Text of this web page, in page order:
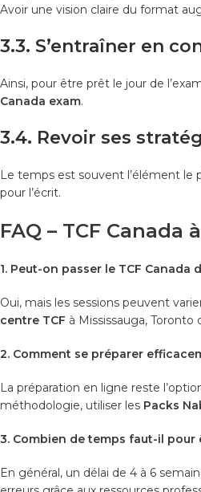
Avoir une vision claire du format
3.3. S’entraîner en
Ainsi, pour être prêt le jour de
Canada exam.
3.4. Revoir ses
Le temps est souvent l’élément le
pour l’écrit.
FAQ – TCF Canada
1. Peut-on passer le TCF
Oui, mais les sessions peuvent
centre TCF à Mississauga,
2. Comment se préparer
La préparation en ligne reste
méthodologie, utiliser les Packs
3. Combien de temps faut-il pour
En général, un délai de 4 à 6